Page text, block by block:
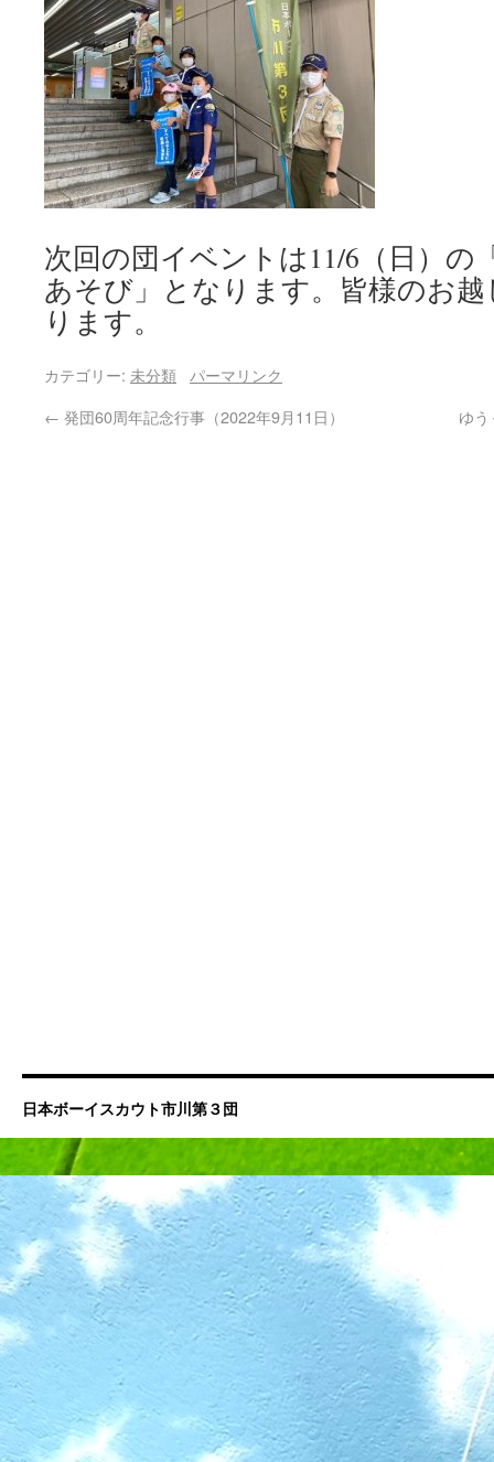
次回の団イベントは11/6（日）の
あそび」となります。皆様のお
ります。
カテゴリー: 未分類
パーマリンク
← 発団60周年記念行事（2022年9月11日） ゆ
日本ボーイスカウト市川第３団